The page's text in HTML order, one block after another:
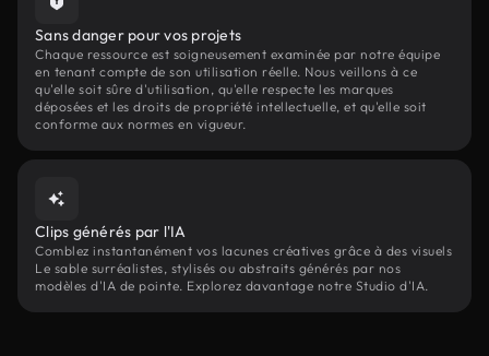
Sans danger pour vos projets
Chaque ressource est soigneusement examinée par notre équipe
en tenant compte de son utilisation réelle. Nous veillons à ce
qu'elle soit sûre d'utilisation, qu'elle respecte les marques
déposées et les droits de propriété intellectuelle, et qu'elle soit
conforme aux normes en vigueur.
Clips générés par l'IA
Comblez instantanément vos lacunes créatives grâce à des visuels
Le sable surréalistes, stylisés ou abstraits générés par nos
modèles d'IA de pointe. Explorez davantage notre Studio d'IA.